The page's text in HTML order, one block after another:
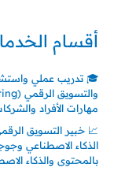
أقسام
مهارات الأفراد
📈 خبير التسويق
بالمحتوى والذكاء